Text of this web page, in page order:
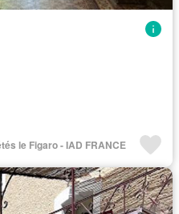
le Figaro - IAD FRANCE